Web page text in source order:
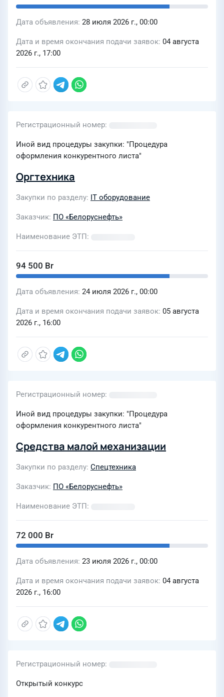
Дата объявления 28 июля 2026 г., 00:00
Дата и время окончания подачи заявок 04 августа
2026 г., 17:00
Регистрационный номер
Иной вид процедуры закупки: "Процедура
оформления конкурентного листа"
Оргтехника
Закупки по разделу IT оборудование
Заказчик ПО «Белоруснефть»
Наименование ЭТП
94 500 Br
Дата объявления 24 июля 2026 г., 00:00
Дата и время окончания подачи заявок 05 августа
2026 г., 16:00
Регистрационный номер
Иной вид процедуры закупки: "Процедура
оформления конкурентного листа"
Средства малой механизации
Закупки по разделу Спецтехника
Заказчик ПО «Белоруснефть»
Наименование ЭТП
72 000 Br
Дата объявления 23 июля 2026 г., 00:00
Дата и время окончания подачи заявок 04 августа
2026 г., 16:00
Регистрационный номер
Открытый конкурс